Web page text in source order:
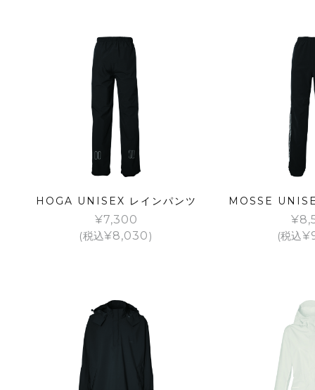
HOGA UNISEX レインパンツ
¥7,300
(税込¥8,030)
MOSSE
¥
(税込¥